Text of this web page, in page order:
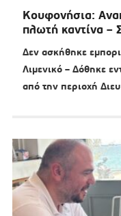
Κουφονήσια:
πλωτή καντίνα –
Δεν ασκήθηκε
Λιμενικό – Δόθηκε
από την περιοχή